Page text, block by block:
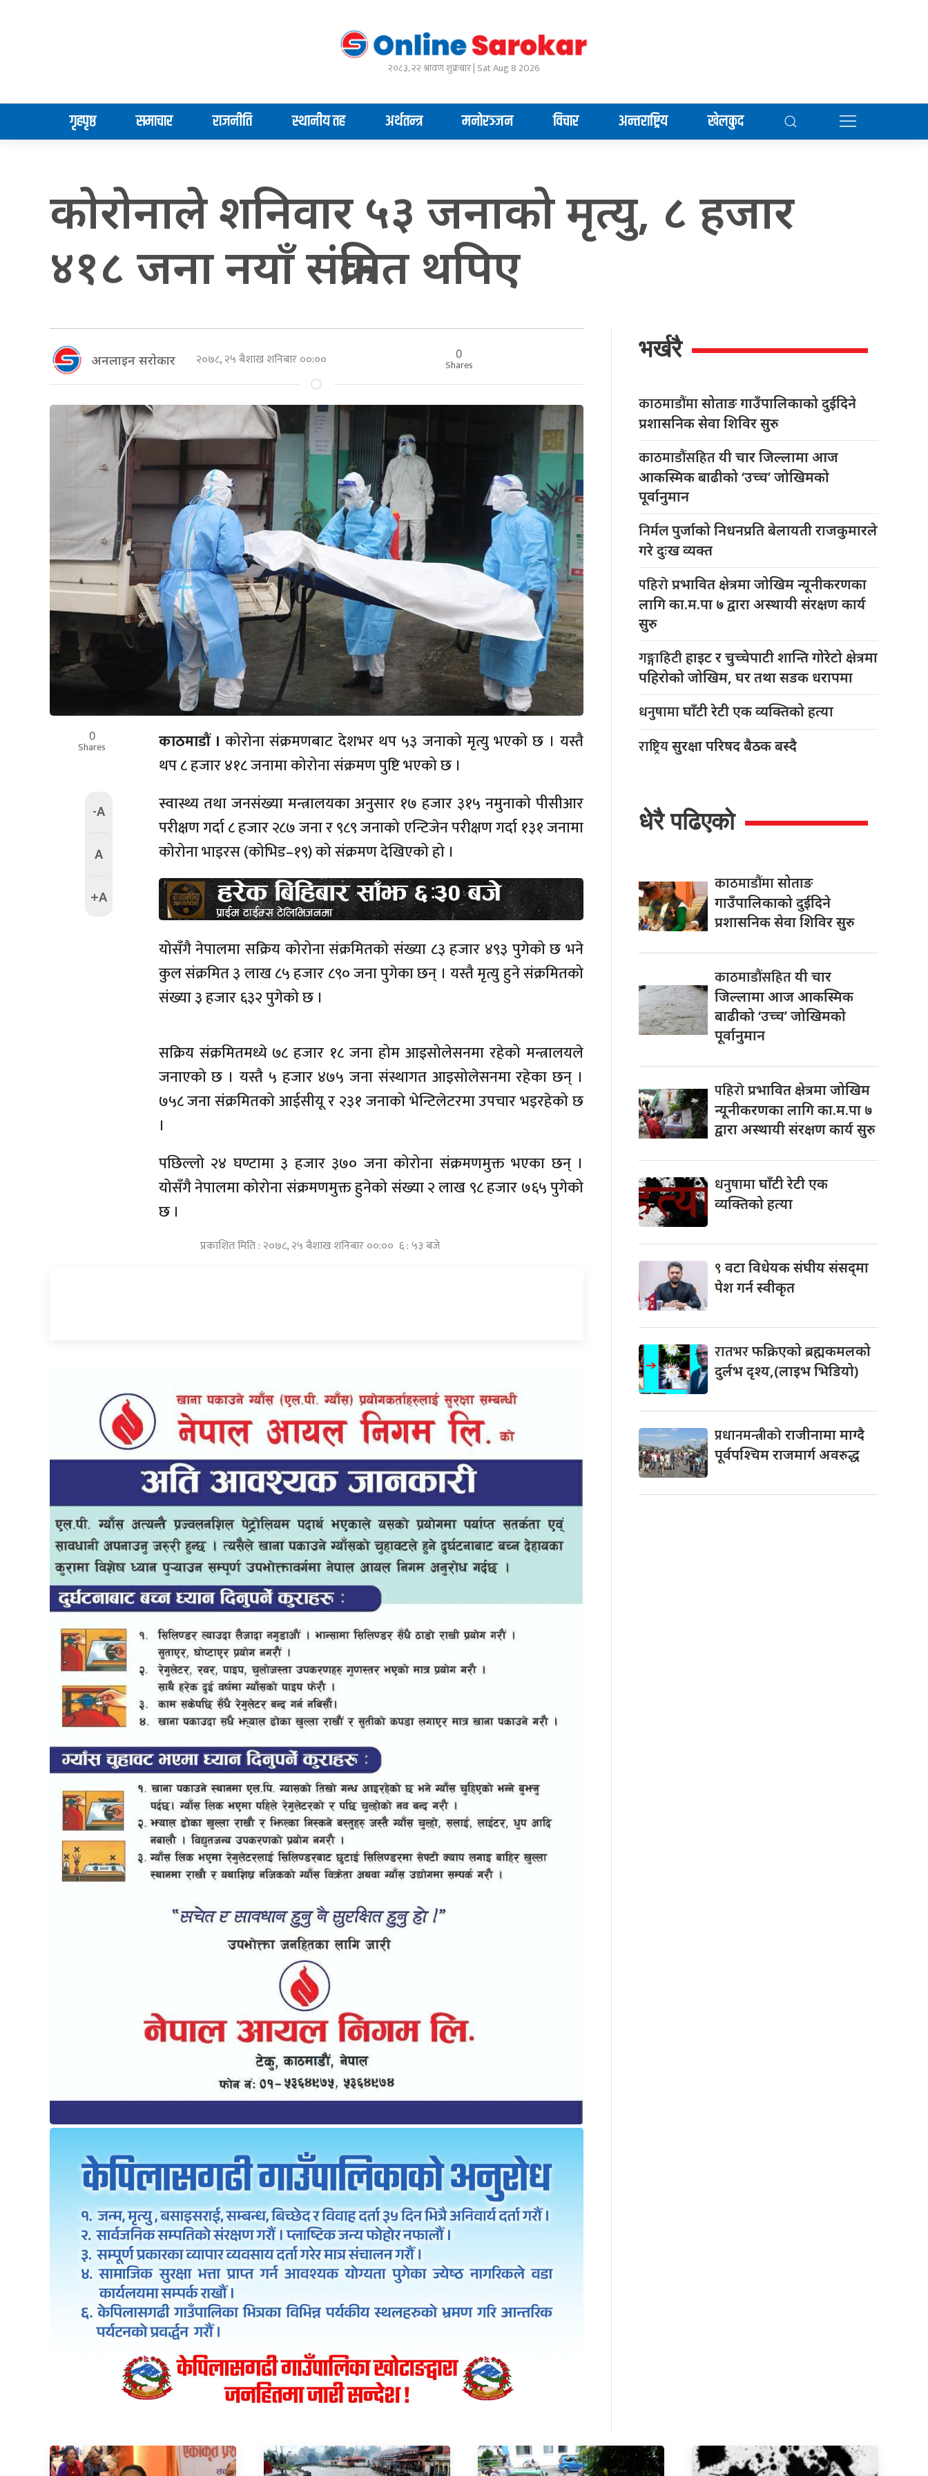
२०८३, २२ श्रावण शुक्रबार | Sat Aug 8 2026
गृहपृष्ठ समाचार राजनीति स्थानीय तह अर्थतन्त्र मनोरञ्जन विचार अन्तराष्ट्रिय खेलकुद
काेराेनाले शनिवार ५३ जनाको मृत्यु, ८ हजार
४१८ जना नयाँ संक्रमित थपिए
अनलाइन सराेकार २०७८, २५ बैशाख शनिबार ००:०० 0
Shares
0
Shares
-A
A
+A
काठमाडौं ।कोरोना संक्रमणबाट देशभर थप ५३ जनाको मृत्यु भएको छ । यस्तै
थप ८ हजार ४१८ जनामा कोरोना संक्रमण पुष्टि भएको छ ।
स्वास्थ्य तथा जनसंख्या मन्त्रालयका अनुसार १७ हजार ३१५ नमुनाको पीसीआर
परीक्षण गर्दा ८ हजार २८७ जना र ९८९ जनाको एन्टिजेन परीक्षण गर्दा १३१ जनामा
कोरोना भाइरस (कोभिड–१९) को संक्रमण देखिएको हो ।
योसँगै नेपालमा सक्रिय कोरोना संक्रमितको संख्या ८३ हजार ४९३ पुगेको छ भने
कुल संक्रमित ३ लाख ८५ हजार ८९० जना पुगेका छन् । यस्तै मृत्यु हुने संक्रमितको
संख्या ३ हजार ६३२ पुगेको छ ।
सक्रिय संक्रमितमध्ये ७८ हजार १८ जना होम आइसोलेसनमा रहेको मन्त्रालयले
जनाएको छ । यस्तै ५ हजार ४७५ जना संस्थागत आइसोलेसनमा रहेका छन् ।
७५८ जना संक्रमितको आईसीयू र २३१ जनाको भेन्टिलेटरमा उपचार भइरहेको छ
।
पछिल्लो २४ घण्टामा ३ हजार ३७० जना कोरोना संक्रमणमुक्त भएका छन् ।
योसँगै नेपालमा कोरोना संक्रमणमुक्त हुनेको संख्या २ लाख ९८ हजार ७६५ पुगेको
छ ।
प्रकाशित मिति : २०७८, २५ बैशाख शनिबार ००:०० ६ : ५३ बजे
भर्खरै
काठमाडौंमासोताङ गाउँपालिकाको दुईदिने
प्रशासनिक सेवा शिविर सुरु
काठमाडौंसहितयी चार जिल्लामा आज
आकस्मिक बाढीको ‘उच्च’ जोखिमको
पूर्वानुमान
निर्मलपुर्जाको निधनप्रति बेलायती राजकुमारले
गरे दुःख व्यक्त
पहिरोप्रभावित क्षेत्रमा जोखिम न्यूनीकरणका
लागि का.म.पा ७ द्वारा अस्थायी संरक्षण कार्य
सुरु
गङ्गाहिटीहाइट र चुच्चेपाटी शान्ति गोरेटो क्षेत्रमा
पहिरोको जोखिम, घर तथा सडक धरापमा
धनुषामाघाँटी रेटी एक व्यक्तिको हत्या
राष्ट्रियसुरक्षा परिषद बैठक बस्दै
धेरै पढिएको
काठमाडौंमासोताङ
गाउँपालिकाको दुईदिने
प्रशासनिक सेवा शिविर सुरु
काठमाडौंसहितयी चार
जिल्लामा आज आकस्मिक
बाढीको ‘उच्च’ जोखिमको
पूर्वानुमान
पहिरोप्रभावित क्षेत्रमा जोखिम
न्यूनीकरणका लागि का.म.पा ७
द्वारा अस्थायी संरक्षण कार्य सुरु
धनुषामाघाँटी रेटी एक
व्यक्तिको हत्या
९वटा विधेयक संघीय संसद्‌मा
पेश गर्न स्वीकृत
रातभरफक्रिएको ब्रह्मकमलको
दुर्लभ दृश्य,(लाइभ भिडियो)
प्रधानमन्त्रीकोराजीनामा माग्दै
पूर्वपश्चिम राजमार्ग अवरुद्ध